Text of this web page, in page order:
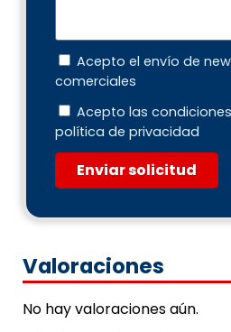
Acepto el envío de
comerciales
Acepto las
política de privacidad
Enviar solicitud
Valoraciones
No hay valoraciones aún.